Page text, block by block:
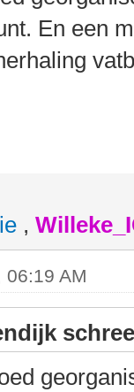
En een
,
06:19 AM